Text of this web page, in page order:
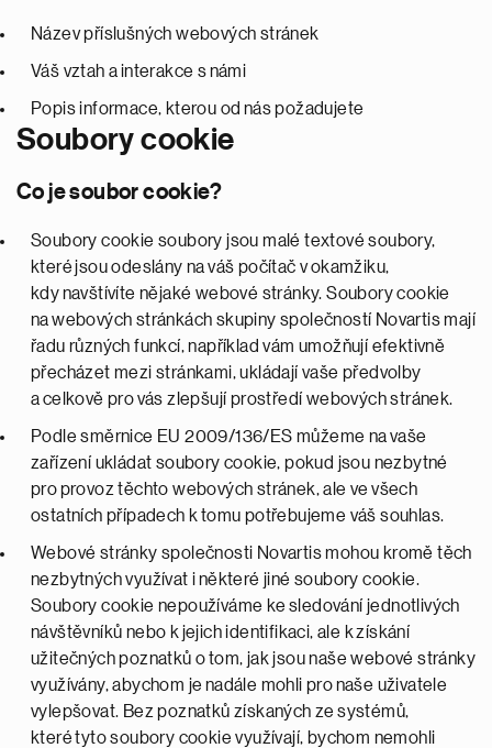
Název příslušných webových stránek
Váš vztah a interakce s námi
Popis informace, kterou od nás požadujete
Soubory cookie
Co je soubor cookie?
Soubory cookie soubory jsou malé textové soubory,
které jsou odeslány na váš počítač v okamžiku,
kdy navštívíte nějaké webové stránky. Soubory cookie
na webových stránkách skupiny společností Novartis mají
řadu různých funkcí, například vám umožňují efektivně
přecházet mezi stránkami, ukládají vaše předvolby
a celkově pro vás zlepšují prostředí webových stránek.
Podle směrnice EU 2009/136/ES můžeme na vaše
zařízení ukládat soubory cookie, pokud jsou nezbytné
pro provoz těchto webových stránek, ale ve všech
ostatních případech k tomu potřebujeme váš souhlas.
Webové stránky společnosti Novartis mohou kromě těch
nezbytných využívat i některé jiné soubory cookie.
Soubory cookie nepoužíváme ke sledování jednotlivých
návštěvníků nebo k jejich identifikaci, ale k získání
užitečných poznatků o tom, jak jsou naše webové stránky
využívány, abychom je nadále mohli pro naše uživatele
vylepšovat. Bez poznatků získaných ze systémů,
které tyto soubory cookie využívají, bychom nemohli